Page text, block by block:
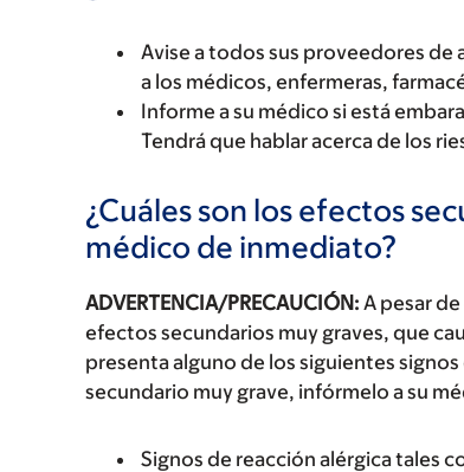
Avise a todos sus proveedores
a los médicos, enfermeras,
Informe a su médico si está
Tendrá que hablar acerca de los
¿Cuáles son los efectos
médico de inmediato?
ADVERTENCIA/PRECAUCIÓN: A pesar
efectos secundarios muy graves, que
presenta alguno de los siguientes
secundario muy grave, infórmelo a su
Signos de reacción alérgica tales